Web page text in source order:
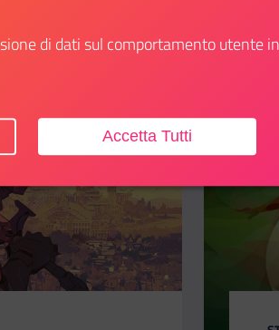
di dati sul comportamento utente in
Accetta Tutti